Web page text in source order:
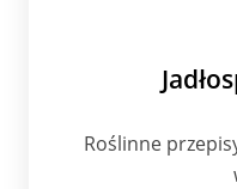
Roślinne